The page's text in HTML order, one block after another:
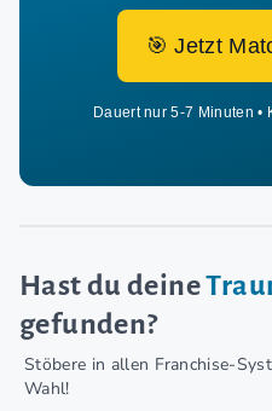
🎯 Jetzt
Dauert nur 5-7 Minuten
Hast du deine
gefunden?
Stöbere in allen Franchise-
Wahl!